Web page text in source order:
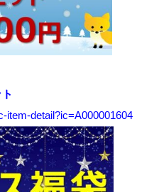
item-detail?ic=A000001604